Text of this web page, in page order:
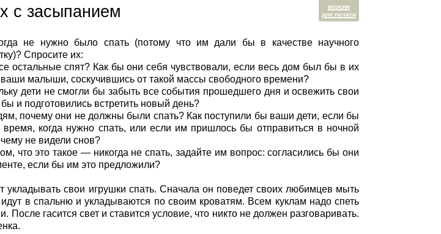
версия
для печати
с засыпанием
не нужно было спать (потому что им дали бы в качестве научного
Спросите их:
остальные спят? Как бы они себя чувствовали, если весь дом был бы в их
малыши, соскучившись от такой массы свободного времени?
дети не смогли бы забыть все события прошедшего дня и освежить свои
и подготовились встретить новый день?
почему они не должны были спать? Как поступили бы ваши дети, если бы
время, когда нужно спать, или если им пришлось бы отправиться в ночной
не видели снов?
что это такое — никогда не спать, задайте им вопрос: согласились бы они
если бы им это предложили?
укладывать свои игрушки спать. Сначала он поведет своих любимцев мыть
в спальню и укладываются по своим кроватям. Всем куклам надо спеть
После гасится свет и ставится условие, что никто не должен разговаривать.